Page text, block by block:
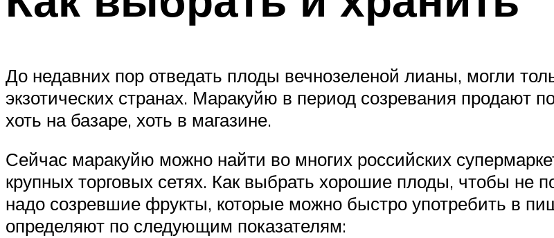
До недавних пор отведать плоды вечнозеленой лианы, могли
экзотических странах. Маракуйю в период созревания продают
хоть на базаре, хоть в магазине.
Сейчас маракуйю можно найти во многих российских
крупных торговых сетях. Как выбрать хорошие плоды, чтобы не
надо созревшие фрукты, которые можно быстро употребить в
определяют по следующим показателям: